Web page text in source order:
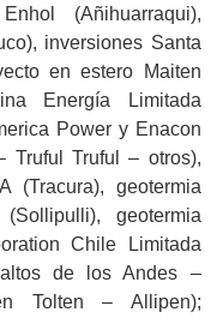
(Añihuarraqui),
inversiones Santa
en estero Maiten
Energía Limitada
Power y Enacon
Truful Truful – otros),
(Tracura), geotermia
geotermia
Chile Limitada
de los Andes –
Tolten – Allipen);